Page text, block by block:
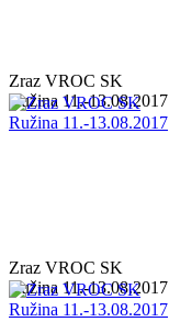
Zraz VROC SK
Ružina 11.-13.08.2017
Zraz VROC SK
Ružina 11.-13.08.2017